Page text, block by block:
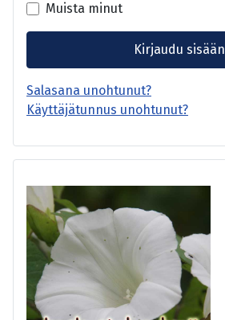
Muista minut
Kirjaudu sisään
Salasana unohtunut?
Käyttäjätunnus unohtunut?